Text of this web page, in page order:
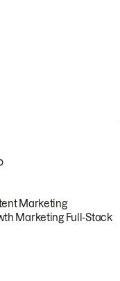
Marketing
Marketing Full-Stack